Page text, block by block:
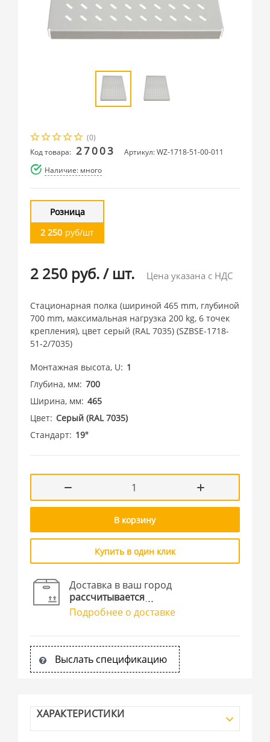
(0)
Код товара: 27003
Артикул: WZ-1718-51-00-011
Наличие: много
Розница
2 250 руб/шт
2 250 руб./ шт. Цена указана с НДС
Стационарная полка (шириной 465 mm, глубиной
700 mm, максимальная нагрузка 200 kg, 6 точек
крепления), цвет серый (RAL 7035) (SZBSE-1718-
51-2/7035)
Монтажная высота, U
1
Глубина, мм 700
Ширина, мм 465
Цвет Cерый (RAL 7035)
Стандарт 19"
В корзину
Купить в один клик
Доставка в ваш город
рассчитывается
Подробнее о доставке
Выслать спецификацию
ХАРАКТЕРИСТИКИ